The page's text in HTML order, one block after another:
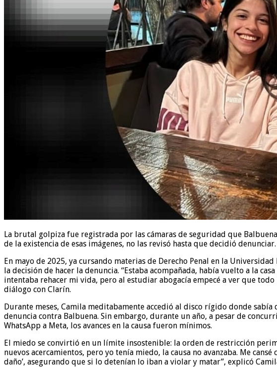
La brutal golpiza fue registrada por las cámaras de seguridad que
de la existencia de esas imágenes, no las revisó hasta que decidió denunciar.
En mayo de 2025, ya cursando materias de Derecho Penal en la
la decisión de hacer la denuncia. “Estaba acompañada, había vuelto a la
intentaba rehacer mi vida, pero al estudiar abogacía empecé a ver que
diálogo con Clarín.
Durante meses, Camila meditabamente accedió al disco rígido donde
denuncia contra Balbuena. Sin embargo, durante un año, a pesar de
WhatsApp a Meta, los avances en la causa fueron mínimos.
El miedo se convirtió en un límite insostenible: la orden de restricción
nuevos acercamientos, pero yo tenía miedo, la causa no avanzaba. Me
daño’, asegurando que si lo detenían lo iban a violar y matar”, explicó